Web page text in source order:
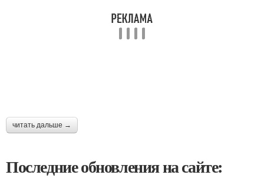
читать дальше →
Последние обновления на сайте: